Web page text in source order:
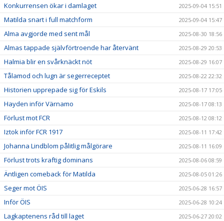
Konkurrensen ökar i damlaget 2025-09-04 15:51
Matilda snart i full matchform 2025-09-04 15:47
Alma avgjorde med sent mål 2025-08-30 18:56
Almas tappade självförtroende har återvänt 2025-08-29 20:53
Halmia blir en svårknäckt nöt 2025-08-29 16:07
Tålamod och lugn är segerreceptet 2025-08-22 22:32
Historien upprepade sig för Eskils 2025-08-17 17:05
Hayden inför Värnamo 2025-08-17 08:13
Förlust mot FCR 2025-08-12 08:12
Iztok inför FCR 1917 2025-08-11 17:42
Johanna Lindblom pålitlig målgörare 2025-08-11 16:09
Förlust trots kraftig dominans 2025-08-06 08:59
Äntligen comeback för Matilda 2025-08-05 01:26
Seger mot ÖIS 2025-06-28 16:57
Inför ÖIS 2025-06-28 10:24
Lagkaptenens råd till laget 2025-06-27 20:02